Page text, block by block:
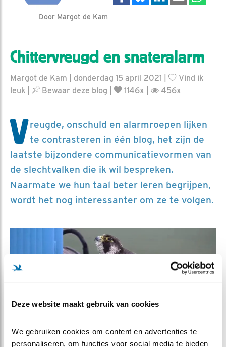
Deze website maakt gebruik van cookies
We gebruiken cookies om content en advertenties te
personaliseren, om functies voor social media te bieden
Door Margot de Kam
Chittervreugd en snateralarm
Margot de Kam | donderdag 15 april 2021 |
Vind ik
leuk
Bewaar deze blog 1146x | 456x
Vreugde, onschuld en alarmroepen lijken
te contrasteren in één blog, het zijn de
laatste bijzondere communicatievormen van
de slechtvalken die ik wil bespreken.
Naarmate we hun taal beter leren begrijpen,
wordt het nog interessanter om ze te volgen.